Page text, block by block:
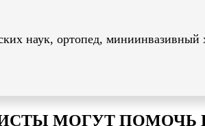
наук, ортопед, миниинвазивный
МОГУТ ПОМОЧЬ